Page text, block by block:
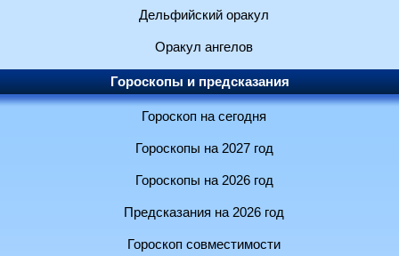
Дельфийский оракул
Оракул ангелов
Гороскопы и предсказания
Гороскоп на сегодня
Гороскопы на 2027 год
Гороскопы на 2026 год
Предсказания на 2026 год
Гороскоп совместимости